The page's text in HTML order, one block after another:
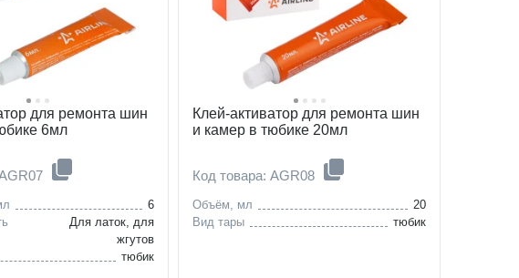
для ремонта шин
6мл
6
Для латок, для
жгутов
тюбик
Клей-активатор для ремонта шин
и камер в тюбике 20мл
Код товара: AGR08
Объём, мл
20
Вид тары
тюбик